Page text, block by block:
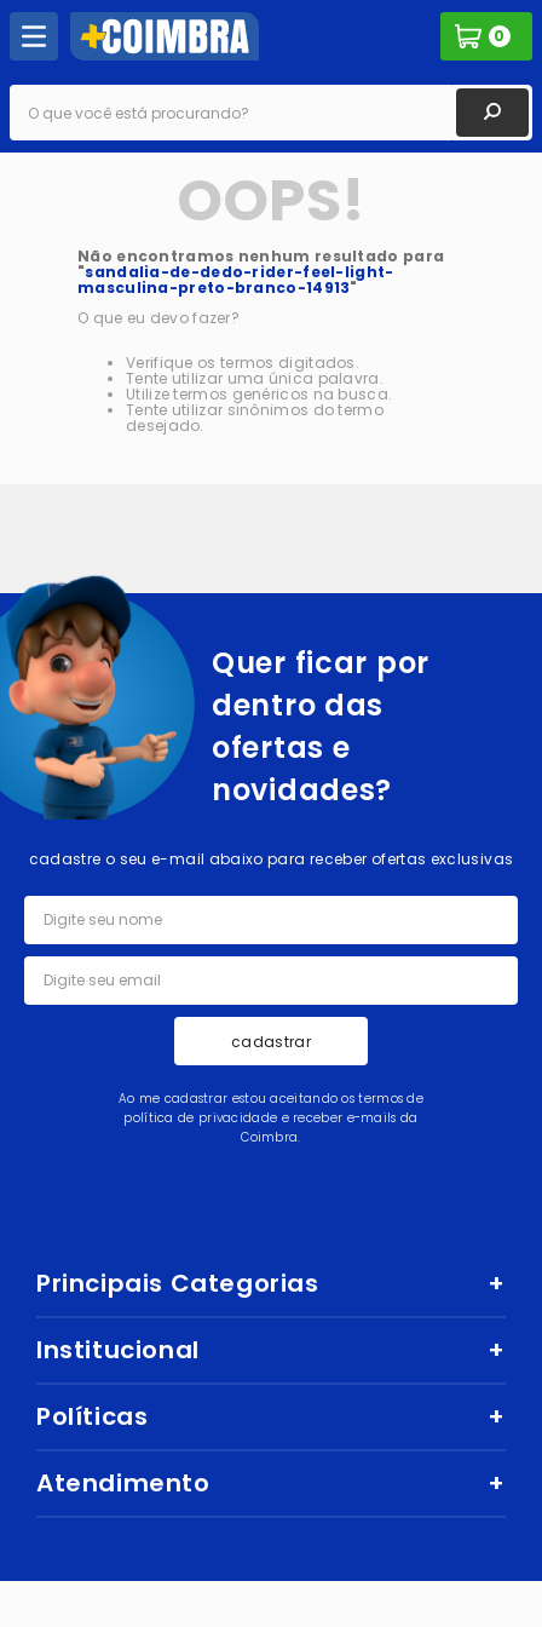
0
O que você está procurando?
OOPS!
Não encontramos nenhum resultado para
"sandalia-de-dedo-rider-feel-light-
masculina-preto-branco-14913"
O que eu devo fazer?
Verifique os termos digitados.
Tente utilizar uma única palavra.
Utilize termos genéricos na busca.
Tente utilizar sinônimos do termo
desejado.
Quer ficar por
dentro das
ofertas e
novidades?
cadastre o seu e-mail abaixo para receber ofertas exclusivas
cadastrar
Ao me cadastrar estou aceitando os termos de
política de privacidade e receber e-mails da
Coimbra.
Principais Categorias +
Celular e Smartphone
Sandálias
Áudio
Esporte e Lazer
Institucional +
Nossa História
Nossas Lojas
Trabalhe Conosco
Políticas +
Como comprar
Política de Privacidade
Atendimento +
Perguntas Frequentes